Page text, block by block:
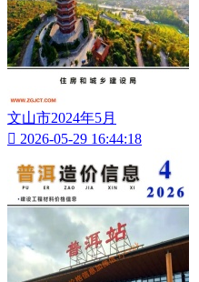
文山市2024年5月
 2026-05-29 16:44:18